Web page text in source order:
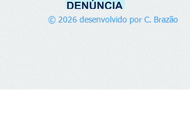
© 2026 desenvolvido por C. Brazão